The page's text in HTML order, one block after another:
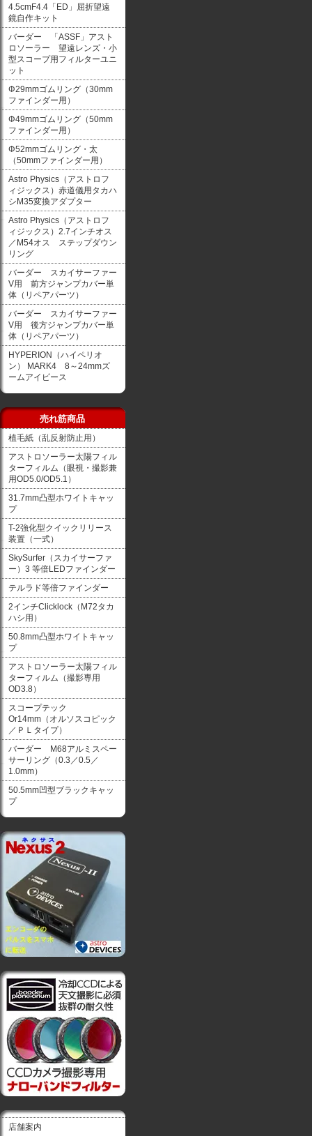
4.5cmF4.4「ED」屈折望遠
鏡自作キット
バーダー 「ASSF」アスト
ロソーラー 望遠レンズ・小
型スコープ用フィルターユニ
ット
Φ29mmゴムリング（30mm
ファインダー用）
Φ49mmゴムリング（50mm
ファインダー用）
Φ52mmゴムリング・太
（50mmファインダー用）
Astro Physics（アストロフ
ィジックス）赤道儀用タカハ
シM35変換アダプター
Astro Physics（アストロフ
ィジックス）2.7インチオス
／M54オス ステップダウン
リング
バーダー スカイサーファー
V用 前方ジャンプカバー単
体（リペアパーツ）
バーダー スカイサーファー
V用 後方ジャンプカバー単
体（リペアパーツ）
HYPERION（ハイペリオ
ン） MARK4 8～24mmズ
ームアイピース
売れ筋商品
植毛紙（乱反射防止用）
アストロソーラー太陽フィル
ターフィルム（眼視・撮影兼
用OD5.0/OD5.1）
31.7mm凸型ホワイトキャッ
プ
T-2強化型クイックリリース
装置（一式）
SkySurfer（スカイサーファ
ー）3 等倍LEDファインダー
テルラド等倍ファインダー
2インチClicklock（M72タカ
ハシ用）
50.8mm凸型ホワイトキャッ
プ
アストロソーラー太陽フィル
ターフィルム（撮影専用
OD3.8）
スコープテック
Or14mm（オルソスコピック
／ＰＬタイプ）
バーダー M68アルミスペー
サーリング（0.3／0.5／
1.0mm）
50.5mm凹型ブラックキャッ
プ
店舗案内